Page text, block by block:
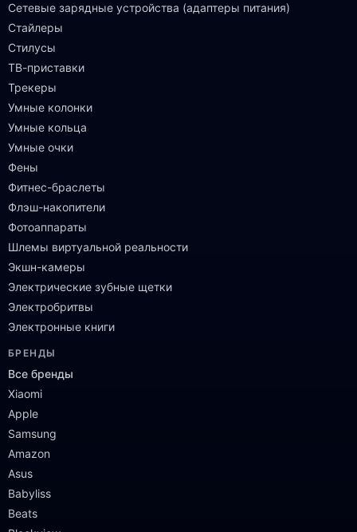
Сетевые зарядные устройства (адаптеры питания)
Стайлеры
Стилусы
ТВ-приставки
Трекеры
Умные колонки
Умные кольца
Умные очки
Фены
Фитнес-браслеты
Флэш-накопители
Фотоаппараты
Шлемы виртуальной реальности
Экшн-камеры
Электрические зубные щетки
Электробритвы
Электронные книги
БРЕНДЫ
Все бренды
Xiaomi
Apple
Samsung
Amazon
Asus
Babyliss
Beats